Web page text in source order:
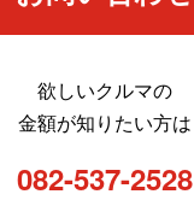
欲しいクルマの
金額が知りたい方は
082-537-2528